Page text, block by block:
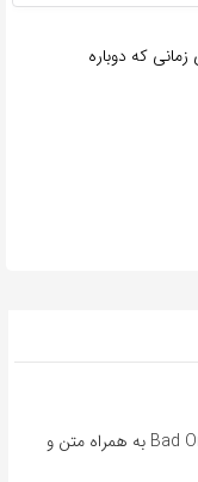
که دوباره
آهنگ انگلیسی Specter از Bad Omens به همراه متن و